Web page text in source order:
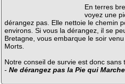
En terres
voyez une
dérangez pas. Elle nettoie le chemin
environs. Si vous la dérangez, il se
Bretagne, vous embarque le soir
Morts.
Notre conseil de survie est donc sans
- Ne dérangez pas la Pie qui Marche